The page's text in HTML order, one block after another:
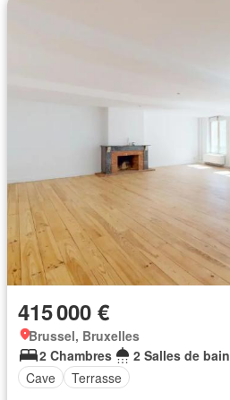
415 000 €
Brussel, Bruxelles
2 Chambres
2 Salles de bain
Cave
Terrasse